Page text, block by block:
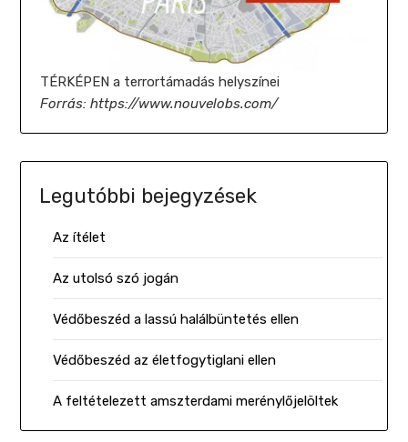
TÉRKÉPEN a terrortámadás helyszínei
Forrás: https://www.nouvelobs.com/
Legutóbbi bejegyzések
Az ítélet
Az utolsó szó jogán
Védőbeszéd a lassú halálbüntetés ellen
Védőbeszéd az életfogytiglani ellen
A feltételezett amszterdami merénylőjelöltek